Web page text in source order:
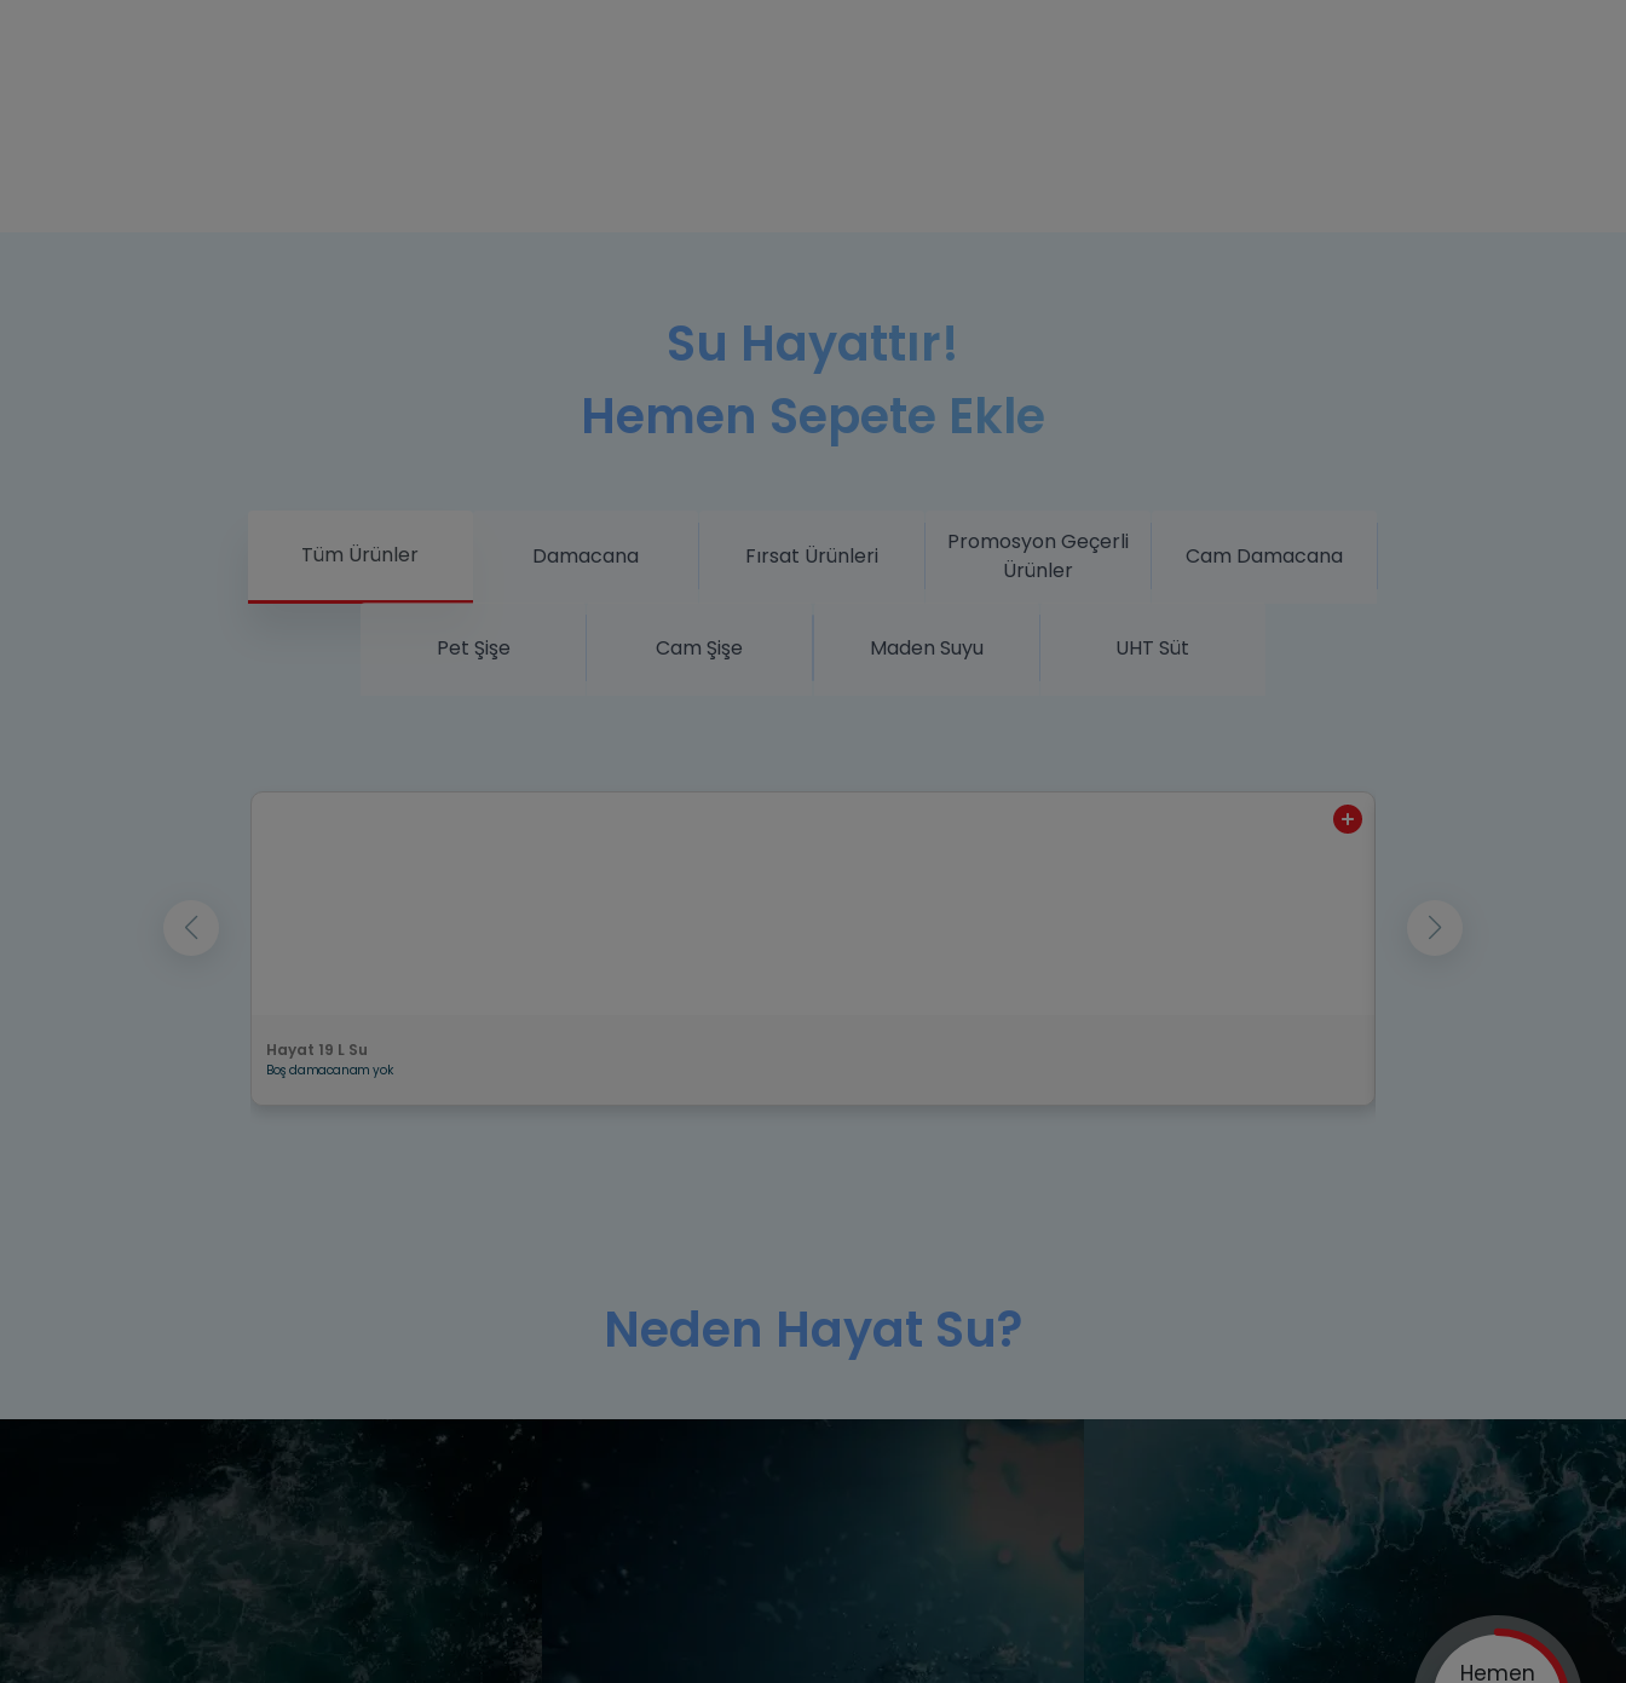
Hemen
Su Hayattır!
Hemen Sepete Ekle
Tüm Ürünler Damacana Fırsat Ürünleri
Promosyon Geçerli
Ürünler
Cam Damacana
Pet Şişe Cam Şişe Maden Suyu UHT Süt
Hayat 19 L Su
Boş damacanam yok
Neden Hayat Su?